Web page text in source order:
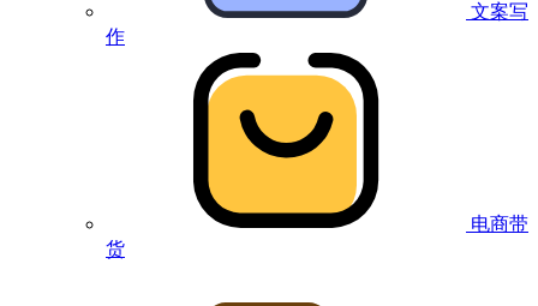
文案写
作
电商带
货